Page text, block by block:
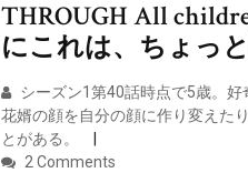
THROUGH All
にこれは、ちょっ
シーズン1第40話時点で5歳。
花婿の顔を自分の顔に作り変えた
とがある。
2 Comments